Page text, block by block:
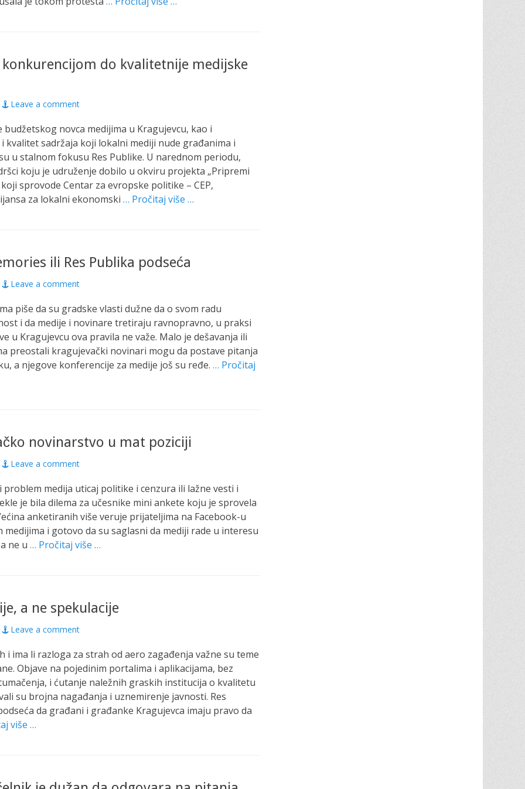
konkurencijom do kvalitetnije medijske
Leave a comment
budžetskog novca medijima u Kragujevcu, kao i
kvalitet sadržaja koji lokalni mediji nude građanima i
u stalnom fokusu Res Publike. U narednom periodu,
koju je udruženje dobilo u okviru projekta „Pripremi
koji sprovode Centar za evropske politike – CEP,
za lokalni ekonomski … Pročitaj više …
ili Res Publika podseća
Leave a comment
piše da su gradske vlasti dužne da o svom radu
i da medije i novinare tretiraju ravnopravno, u praksi
u Kragujevcu ova pravila ne važe. Malo je dešavanja ili
preostali kragujevački novinari mogu da postave pitanja
a njegove konferencije za medije još su ređe. … Pročitaj
novinarstvo u mat poziciji
Leave a comment
problem medija uticaj politike i cenzura ili lažne vesti i
je bila dilema za učesnike mini ankete koju je sprovela
anketiranih više veruje prijateljima na Facebook-u
medijima i gotovo da su saglasni da mediji rade u interesu
ne u … Pročitaj više …
a ne spekulacije
Leave a comment
i ima li razloga za strah od aero zagađenja važne su teme
Objave na pojedinim portalima i aplikacijama, bez
i ćutanje naležnih graskih institucija o kvalitetu
su brojna nagađanja i uznemirenje javnosti. Res
da građani i građanke Kragujevca imaju pravo da
više …